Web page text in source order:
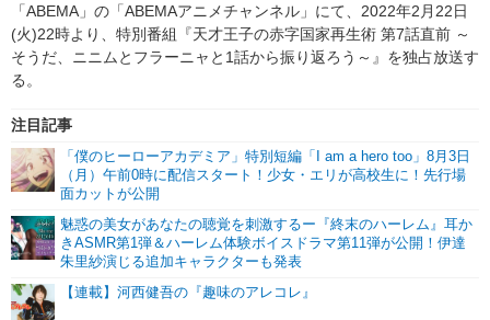
舞台 新帝スタ
編集部ブログ・お知らせ
「ABEMA」の「ABEMAアニメチャンネル」にて、2022年2月22日
(火)22時より、特別番組『天才王子の赤字国家再生術 第7話直前 ～
そうだ、ニニムとフラーニャと1話から振り返ろう～』を独占放送す
る。
注目記事
「僕のヒーローアカデミア」特別短編「I am a hero too」8月3日
（月）午前0時に配信スタート！少女・エリが高校生に！先行場
面カットが公開
魅惑の美女があなたの聴覚を刺激するー『終末のハーレム』耳か
きASMR第1弾＆ハーレム体験ボイスドラマ第11弾が公開！伊達
朱里紗演じる追加キャラクターも発表
【連載】河西健吾の『趣味のアレコレ』